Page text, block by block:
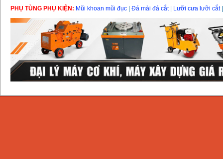
PHỤ TÙNG PHỤ KIỆN: Mũi khoan mũi đục Đá mài đá cắt| Lưỡi cưa lưỡi cắt